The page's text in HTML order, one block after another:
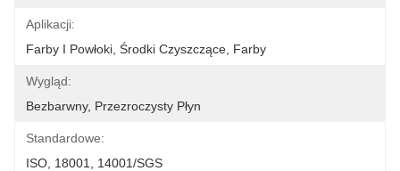
Aplikacji:
Farby I Powłoki, Środki Czyszczące, Farby
Wygląd:
Bezbarwny, Przezroczysty Płyn
Standardowe:
ISO, 18001, 14001/SGS